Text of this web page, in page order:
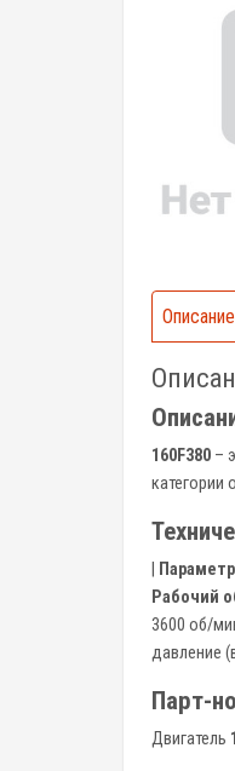
Описание
160F380 –
категории
Параметр
Рабочий
3600 об/
давление
Парт-
Двигатель